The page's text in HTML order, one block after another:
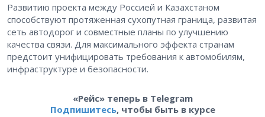
Развитию проекта между Россией и Казахстаном
способствуют протяженная сухопутная граница, развитая
сеть автодорог и совместные планы по улучшению
качества связи. Для максимального эффекта странам
предстоит унифицировать требования к автомобилям,
инфраструктуре и безопасности.
«Рейс» теперь в Telegram
Подпишитесь, чтобы быть в курсе